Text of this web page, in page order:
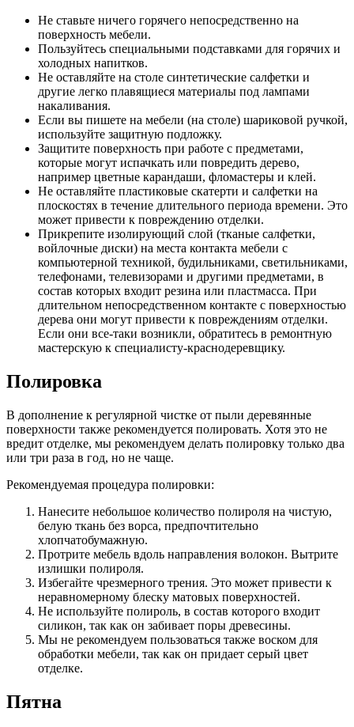
Не ставьте ничего горячего непосредственно на
поверхность мебели.
Пользуйтесь специальными подставками для горячих и
холодных напитков.
Не оставляйте на столе синтетические салфетки и
другие легко плавящиеся материалы под лампами
накаливания.
Если вы пишете на мебели (на столе) шариковой ручкой,
используйте защитную подложку.
Защитите поверхность при работе с предметами,
которые могут испачкать или повредить дерево,
например цветные карандаши, фломастеры и клей.
Не оставляйте пластиковые скатерти и салфетки на
плоскостях в течение длительного периода времени. Это
может привести к повреждению отделки.
Прикрепите изолирующий слой (тканые салфетки,
войлочные диски) на места контакта мебели с
компьютерной техникой, будильниками, светильниками,
телефонами, телевизорами и другими предметами, в
состав которых входит резина или пластмасса. При
длительном непосредственном контакте с поверхностью
дерева они могут привести к повреждениям отделки.
Если они все-таки возникли, обратитесь в ремонтную
мастерскую к специалисту-краснодеревщику.
Полировка
В дополнение к регулярной чистке от пыли деревянные
поверхности также рекомендуется полировать. Хотя это не
вредит отделке, мы рекомендуем делать полировку только два
или три раза в год, но не чаще.
Рекомендуемая процедура полировки:
Нанесите небольшое количество полироля на чистую,
белую ткань без ворса, предпочтительно
хлопчатобумажную.
Протрите мебель вдоль направления волокон. Вытрите
излишки полироля.
Избегайте чрезмерного трения. Это может привести к
неравномерному блеску матовых поверхностей.
Не используйте полироль, в состав которого входит
силикон, так как он забивает поры древесины.
Мы не рекомендуем пользоваться также воском для
обработки мебели, так как он придает серый цвет
отделке.
Пятна